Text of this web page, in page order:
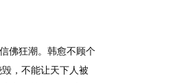
佛狂潮。韩愈不顾个
，不能让天下人被